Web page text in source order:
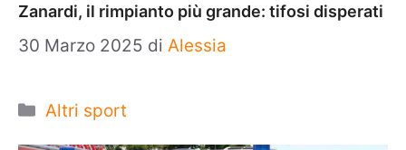
Zanardi, il rimpianto più grande: tifosi disperati
30 Marzo 2025 di Alessia
Categorie
Altri sport